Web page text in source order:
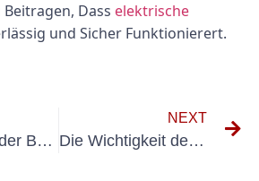
Dass elektrische
und Sicher Funktionierert.
Verständnis der Bedeutung von DGUV MÜSERFUNG für die Sicherheit am Arbeitsplatz
NEXT
Die Wichtigkeit des Testen von Elektrogeräten: Sicherheits- und Konformitätsvorschriften sicherstellen